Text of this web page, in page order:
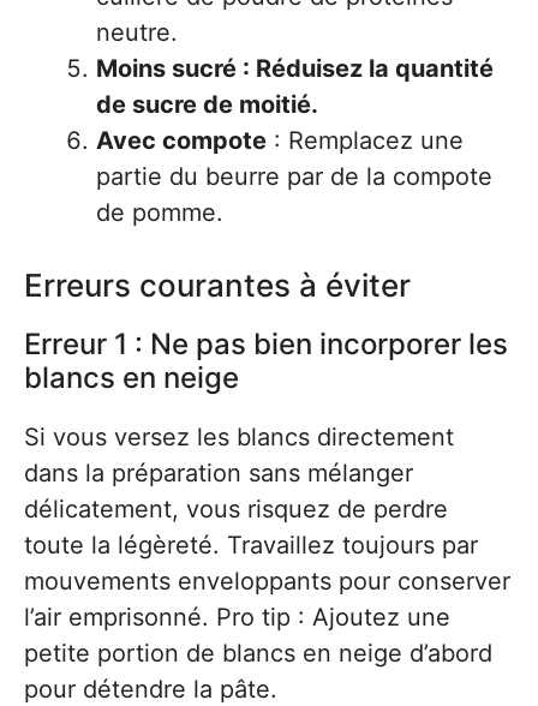
neutre.
Moins sucré : Réduisez la quantité
de sucre de moitié.
Avec compote : Remplacez une
partie du beurre par de la compote
de pomme.
Erreurs courantes à éviter
Erreur 1 : Ne pas bien incorporer les
blancs en neige
Si vous versez les blancs directement
dans la préparation sans mélanger
délicatement, vous risquez de perdre
toute la légèreté. Travaillez toujours par
mouvements enveloppants pour conserver
l’air emprisonné. Pro tip : Ajoutez une
petite portion de blancs en neige d’abord
pour détendre la pâte.